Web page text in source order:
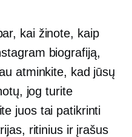
kai žinote, kaip
biografiją,
atminkite, kad jūsų
jog turite
juos tai patikrinti
ritinius ir įrašus